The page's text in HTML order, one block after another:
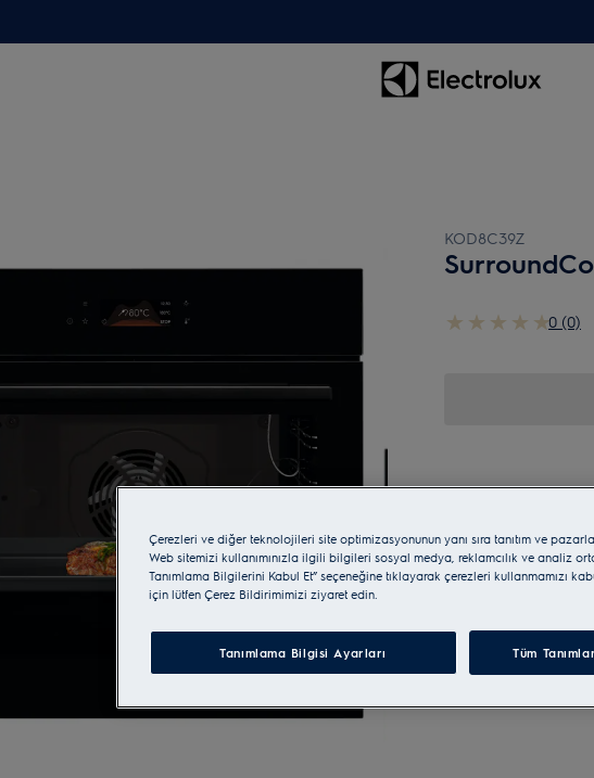
KOD8C39Z
0 (0)
Çerezleri ve diğer teknolojileri site optimizasyonunun yanı sıra tanıtım ve
Web sitemizi kullanımınızla ilgili bilgileri sosyal medya, reklamcılık ve analiz
Tanımlama Bilgilerini Kabul Et” seçeneğine tıklayarak çerezleri kullanmamızı
için lütfen Çerez Bildirimimizi ziyaret edin.
Tanımlama Bilgisi Ayarları Tüm